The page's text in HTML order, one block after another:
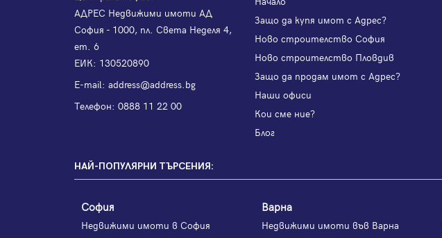
АДРЕС Недвижими имоти АД
София - 1000, пл. Света Неделя 4,
ет. 6
ЕИК: 130520890
Е-mail: address@address.bg
Телефон: 0888 11 22 00
Защо да купя имот с Адрес?
Ново строителство София
Ново строителство Пловдив
Защо да продам имот с Адрес?
Наши офиси
Кои сме ние?
Блог
НАЙ-ПОПУЛЯРНИ ТЪРСЕНИЯ:
София
Недвижими имоти в София
Варна
Недвижими имоти във Варна